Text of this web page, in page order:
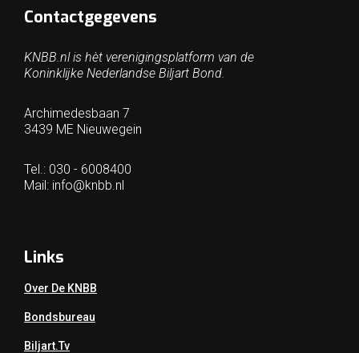
Contactgegevens
KNBB.nl is hèt verenigingsplatform van de
Koninklijke Nederlandse Biljart Bond.
Archimedesbaan 7
3439 ME Nieuwegein
Tel.: 030 - 6008400
Mail: info@knbb.nl
Links
Over De KNBB
Bondsbureau
Biljart.tv